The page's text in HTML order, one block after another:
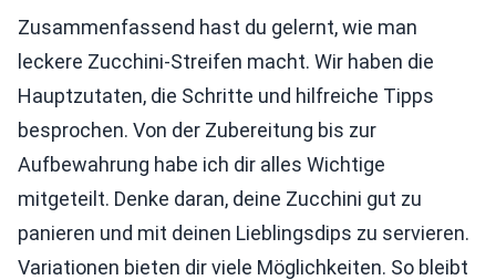
Zusammenfassend hast du gelernt, wie man
leckere Zucchini-Streifen macht. Wir haben die
Hauptzutaten, die Schritte und hilfreiche Tipps
besprochen. Von der Zubereitung bis zur
Aufbewahrung habe ich dir alles Wichtige
mitgeteilt. Denke daran, deine Zucchini gut zu
panieren und mit deinen Lieblingsdips zu servieren.
Variationen bieten dir viele Möglichkeiten. So bleibt